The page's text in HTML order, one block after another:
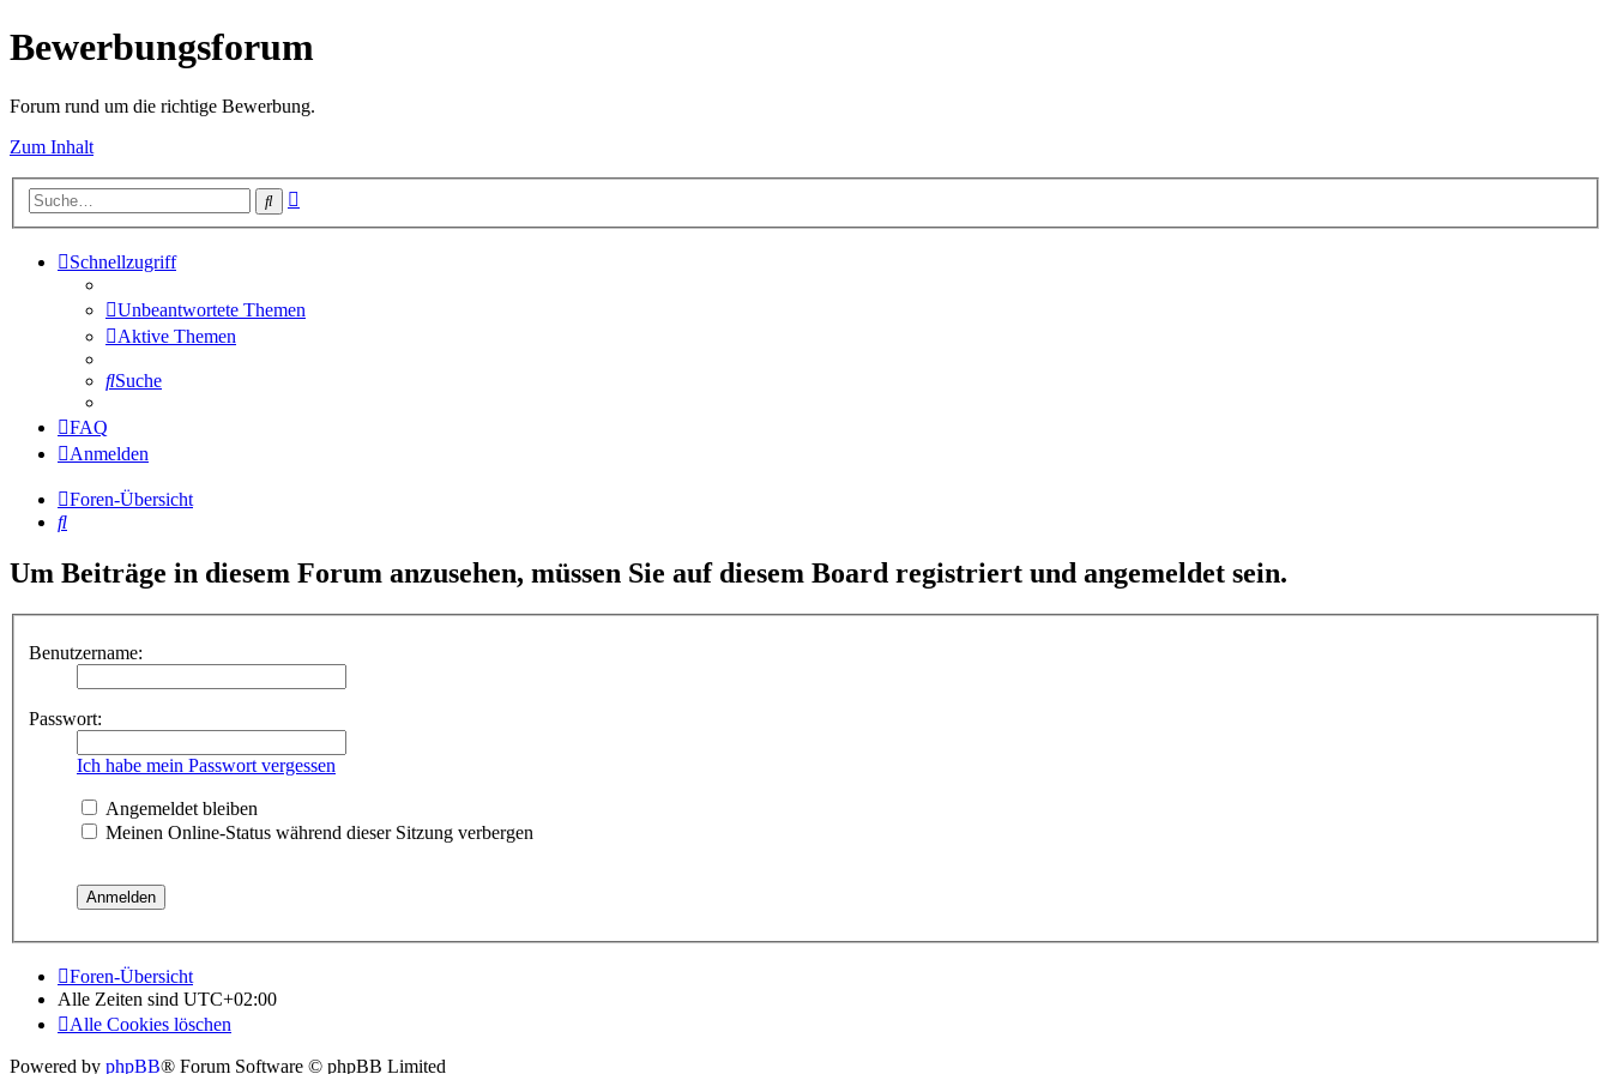
Bewerbungsforum
Forum rund um die richtige Bewerbung.
Zum Inhalt
Suche
Schnellzugriff
Unbeantwortete Themen
Aktive Themen
Suche
FAQ
Anmelden
Foren-Übersicht
Suche
Um Beiträge in diesem Forum anzusehen, müssen Sie auf diesem Board registriert und angemeldet sein.
Benutzername:
Passwort:
Ich habe mein Passwort vergessen
Angemeldet bleiben
Meinen Online-Status während dieser Sitzung verbergen
Foren-Übersicht
Alle Zeiten sind UTC+02:00
Alle Cookies löschen
Powered by phpBB® Forum Software © phpBB Limited